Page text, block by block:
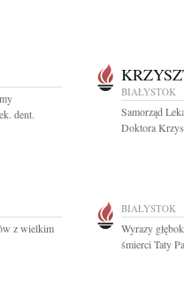
dent.
BIAŁYSTOK
Samorząd
Doktora
z wielkim
BIAŁYSTOK
Wyrazy
śmierci Taty